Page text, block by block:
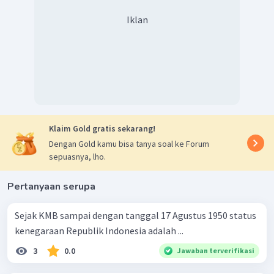
Iklan
Klaim Gold gratis sekarang!
Dengan Gold kamu bisa tanya soal ke Forum
sepuasnya, lho.
Pertanyaan serupa
Sejak KMB sampai dengan tanggal 17 Agustus 1950 status
kenegaraan Republik Indonesia adalah ...
3 0.0 Jawaban terverifikasi